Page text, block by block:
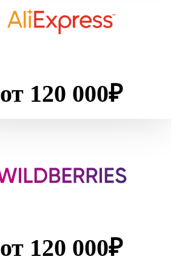
от 120 000₽
от 120 000₽